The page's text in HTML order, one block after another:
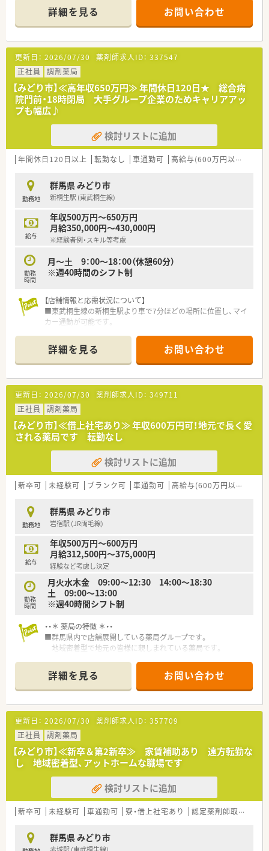
が安定しています。
■群馬エリアでは総合病院門前に多く展開しています。
■今後もM&Aにて店舗拡大を図っており、勢いのある企業です。
■店舗拡大により、管理薬剤師をはじめとしたキャリアアップを
図れます。
■近隣に店舗展開をしているため、お休みも取得しやすい就業環
境です。
■対人業務に専念できるよう最新機材の導入を進められていま
す。
■一部店舗では「散剤調剤ロボット」「水剤分注機」「練り機」を導
入しております。
詳細を見る お問い合わせ
更新日： 2026/07/30 薬剤師求人ID： 337547
正社員
調剤薬局
【みどり市】≪高年収650万円≫ 年間休日120日★ 総合病
院門前・18時閉局 大手グループ企業のためキャリアアッ
プも幅広♪
検討リストに追加
年間休日120日以上 転勤なし 車通勤可 高給与(600万円以上)
勤務地
群馬県 みどり市
新桐生駅 (東武桐生線)
給与
年収500万円～650万円
月給350,000円～430,000円
※経験者例・スキル等考慮
勤務
時間
月～土 9：00～18：00（休憩60分）
※週40時間のシフト制
【店舗情報と応需状況について】
■東武桐生線の新桐生駅より車で7分ほどの場所に位置し、マイ
カー通勤が可能です。
る処方箋を応需しています。
■1日平均120枚から130枚の処方箋に対応しており、常勤4名を
含む複数名体制で勤務します。
【勤務実態について】
■開局時間は土曜日を含め18時までとなっており、終業時間が
早い点が魅力です。
■年間休日が120日以上と多いため、しっかりと休みを取りなが
ら働くことができます。
■休日は日曜日と祝日に加え、シフト制の休みがあり、プライベ
ートの予定も立てやすいです。
【想定されるモデル年収】
■ご経験などにより、年収650万円程度までご相談が可能なため
■賞与は年2回支給され、昇給制度も年1回（入社月）に設定され
ている安定した待遇です。
■時間外手当などの各種手当がしっかりと支給されるため、安心
して勤務できます。
詳細を見る お問い合わせ
更新日： 2026/07/30 薬剤師求人ID： 349711
正社員
調剤薬局
【みどり市】≪借上社宅あり≫ 年収600万円可！地元で長く愛
される薬局です 転勤なし
検討リストに追加
新卒可 未経験可 ブランク可 車通勤可 高給与(600万円以上)
勤務地
群馬県 みどり市
岩宿駅 (JR両毛線)
給与
年収500万円～600万円
月給312,500円～375,000円
経験など考慮し決定
勤務
時間
月火水木金 09:00～12:30 14:00～18:30
土 09:00～13:00
※週40時間シフト制
・・＊ 薬局の特徴 ＊・・
■群馬県内で店舗展開している薬局グループです。
地域密着型で地元の皆様に親しまれている薬局です。
るなど
活躍の場が広がる環境です。キャリアアップ志向の方にお勧
めです。
■全店舗で電子薬歴を導入しています。
安心かつ効率よく業務に専念できる環境です。
詳細を見る お問い合わせ
更新日： 2026/07/30 薬剤師求人ID： 357709
正社員
調剤薬局
【みどり市】≪新卒＆第2新卒≫ 家賃補助あり 遠方転勤な
し 地域密着型、アットホームな職場です
検討リストに追加
新卒可 未経験可 車通勤可 寮・借上社宅あり 認定薬剤師取得支援あり
群馬県 みどり市